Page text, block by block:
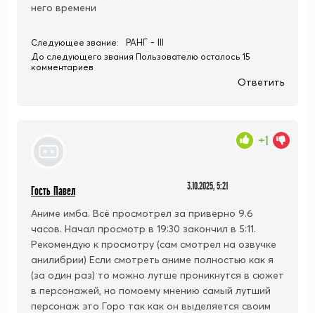
него времени
Следующее звание: РАНГ - III
До следующего звания Пользователю осталось 15
комментариев
Ответить
Гость Павел 3.10.2025, 5:21
Аниме имба. Всё просмотрел за приверно 9.6
часов. Начал просмотр в 19:30 закончил в 5:11.
Рекомендую к просмотру (сам смотрел на озвучке
анилибрии) Если смотреть аниме полностью как я
(за один раз) то можно лутше проникнутся в сюжет
в персонажей, но помоему мнению самый лутший
персонаж это Горо так как он выделяется своим
+1